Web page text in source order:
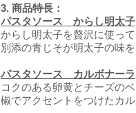
3. 商品特長：
パスタソース からし明太子
からし明太子を贅沢に使っ
別添の青じそが明太子の味
パスタソース カルボナーラ
コクのある卵黄とチーズの
椒でアクセントをつけたカ